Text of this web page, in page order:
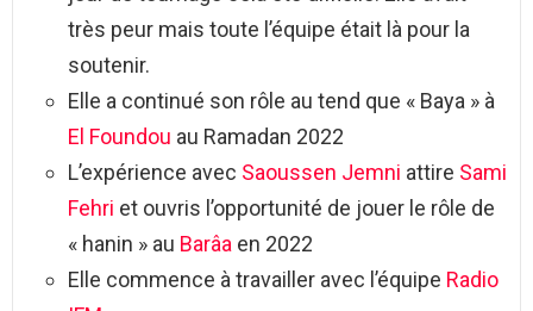
très peur mais toute l’équipe était là pour la
soutenir.
Elle a continué son rôle au tend que « Baya » à
El Foundou au Ramadan 2022
L’expérience avec Saoussen Jemni attire Sami
Fehri et ouvris l’opportunité de jouer le rôle de
« hanin » au Barâa en 2022
Elle commence à travailler avec l’équipe Radio